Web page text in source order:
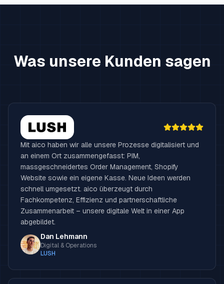
Was unsere Kunden sagen
Mit aico haben wir alle unsere Prozesse digitalisiert und
an einem Ort zusammengefasst: PIM,
massgeschneidertes Order Management, Shopify
Website sowie ein eigene Kasse. Neue Ideen werden
schnell umgesetzt. aico überzeugt durch
Fachkompetenz, Effizienz und partnerschaftliche
Zusammenarbeit – unsere digitale Welt in einer App
abgebildet.
Dan Lehmann
Digital & Operations
LUSH